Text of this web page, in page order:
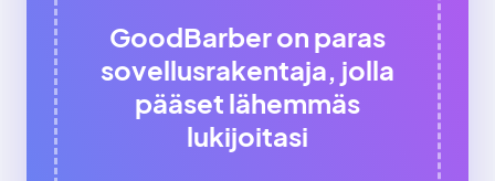
GoodBarber on paras
sovellusrakentaja, jolla
pääset lähemmäs
lukijoitasi